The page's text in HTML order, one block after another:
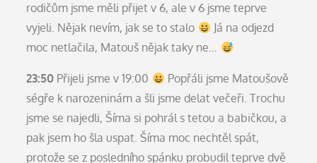
rodičům jsme měli přijet v 6, ale v 6 jsme teprve
vyjeli. Nějak nevím, jak se to stalo
Já na odjezd
moc netlačila, Matouš nějak taky ne…
23:50 Přijeli jsme v 19:00
Popřáli jsme Matoušově
ségře k narozeninám a šli jsme delat večeři. Trochu
jsme se najedli, Šíma si pohrál s tetou a babičkou, a
pak jsem ho šla uspat. Šíma moc nechtěl spát,
protože se z posledního spánku probudil teprve dvě